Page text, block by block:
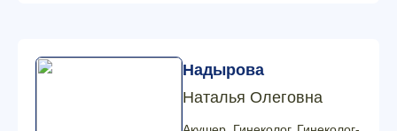
Надырова
Наталья Олеговна